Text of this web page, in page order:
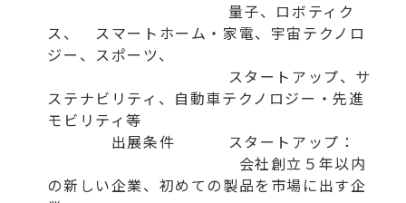
量子、ロボティク
ス、 スマートホーム・家電、宇宙テクノロ
ジー、スポーツ、
スタートアップ、サ
ステナビリティ、自動車テクノロジー・先進
モビリティ等
出展条件 スタートアップ：
会社創立５年以内
の新しい企業、初めての製品を市場に出す企